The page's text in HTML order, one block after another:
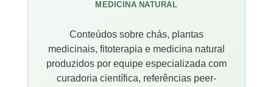
MEDICINA NATURAL
Conteúdos sobre chás, plantas
medicinais, fitoterapia e medicina natural
produzidos por equipe especializada com
curadoria científica, referências peer-